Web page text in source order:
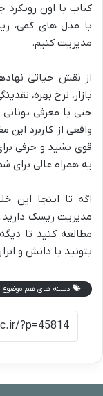
کتاب با اون
با مدل های کمی،
مدیریت کنیم.
از نقش حیاتی
بازار، نرخ بهره،
واقعی از کاربرد
قوی بشید و حرفی
یه همراه عالی برای
اگه تا اینجا این
مدیریت ریسک
مطالعه کنید تا
بتونید با دانش و
دسته های هم موضوع